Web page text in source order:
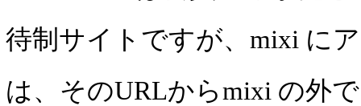
待制サイトですが、mixi に
は、そのURLからmixi の外